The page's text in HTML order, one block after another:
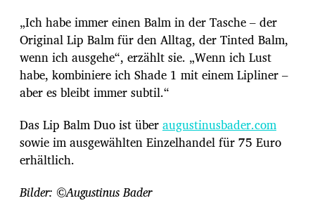
„Ich habe immer einen Balm in der Tasche – der
Original Lip Balm für den Alltag, der Tinted Balm,
wenn ich ausgehe“, erzählt sie. „Wenn ich Lust
habe, kombiniere ich Shade 1 mit einem Lipliner –
aber es bleibt immer subtil.“
Das Lip Balm Duo ist überaugustinusbader.com
sowie im ausgewählten Einzelhandel für 75 Euro
erhältlich.
Bilder: ©Augustinus Bader